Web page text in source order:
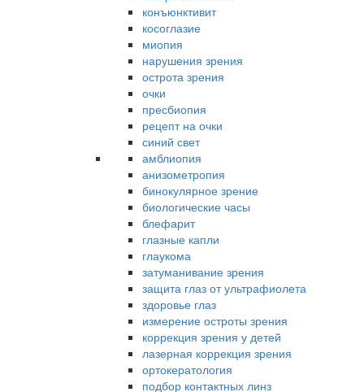
конъюнктивит
косоглазие
миопия
нарушения зрения
острота зрения
очки
пресбиопия
рецепт на очки
синий свет
амблиопия
анизометропия
бинокулярное зрение
биологические часы
блефарит
глазные капли
глаукома
затуманивание зрения
защита глаз от ультрафиолета
здоровье глаз
измерение остроты зрения
коррекция зрения у детей
лазерная коррекция зрения
ортокератология
подбор контактных линз